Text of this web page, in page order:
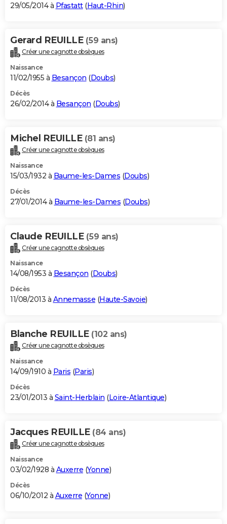
29/05/2014 à Pfastatt(Haut-Rhin)
Gerard REUILLE (59 ans)
Créer une cagnotte obsèques
Naissance
11/02/1955 à Besançon (Doubs)
Décès
26/02/2014 à Besançon (Doubs)
Michel REUILLE (81 ans)
Créer une cagnotte obsèques
Naissance
15/03/1932 à Baume-les-Dames (Doubs)
Décès
27/01/2014 à Baume-les-Dames (Doubs)
Claude REUILLE (59 ans)
Créer une cagnotte obsèques
Naissance
14/08/1953 à Besançon (Doubs)
Décès
11/08/2013 à Annemasse (Haute-Savoie)
Blanche REUILLE (102 ans)
Créer une cagnotte obsèques
Naissance
14/09/1910 à Paris (Paris)
Décès
23/01/2013 à Saint-Herblain (Loire-Atlantique)
Jacques REUILLE (84 ans)
Créer une cagnotte obsèques
Naissance
03/02/1928 à Auxerre (Yonne)
Décès
06/10/2012 à Auxerre (Yonne)